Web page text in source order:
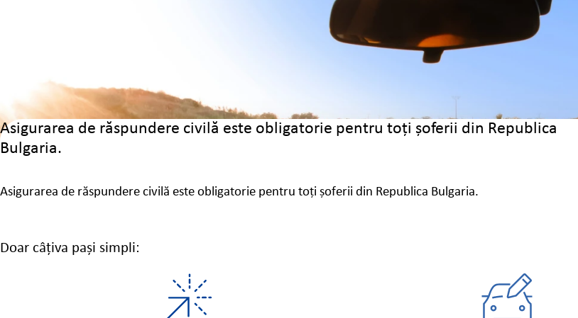
Asigurarea de răspundere civilă este obligatorie pentru toți șoferii din Republica
Bulgaria.
Asigurarea de răspundere civilă este obligatorie pentru toți șoferii din Republica Bulgaria.
Doar câțiva pași simpli: